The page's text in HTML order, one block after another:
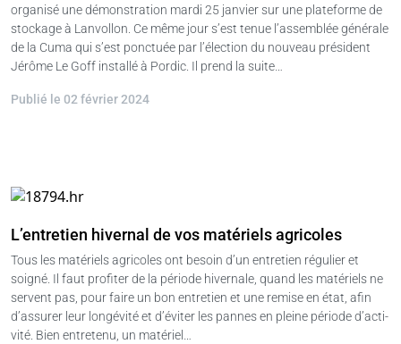
organisé une démonstration mardi 25 janvier sur une plateforme de
stockage à Lanvollon. Ce même jour s’est tenue l’assemblée générale
de la Cuma qui s’est ponctuée par l’élection du nouveau président
Jérôme Le Goff installé à Pordic. Il prend la suite…
Publié le 02 février 2024
L’entretien hivernal de vos matériels agricoles
Tous les matériels agricoles ont besoin d’un entretien régulier et
soigné. Il faut profiter de la période hivernale, quand les matériels ne
servent pas, pour faire un bon entretien et une remise en état, afin
d’as­surer leur longévité et d’éviter les pannes en pleine période d’acti­
vité. Bien entretenu, un matériel…